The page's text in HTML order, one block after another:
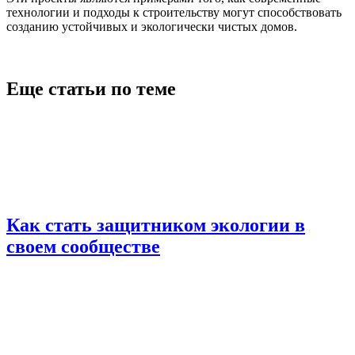
технологии и подходы к строительству могут способствовать
созданию устойчивых и экологически чистых домов.
Еще статьи по теме
Как стать защитником экологии в
своем сообществе